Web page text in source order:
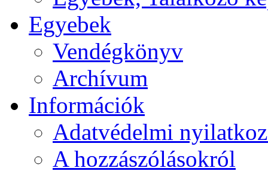
Egyebek
Vendégkönyv
Archívum
Információk
Adatvédelmi
A hozzászólásokról